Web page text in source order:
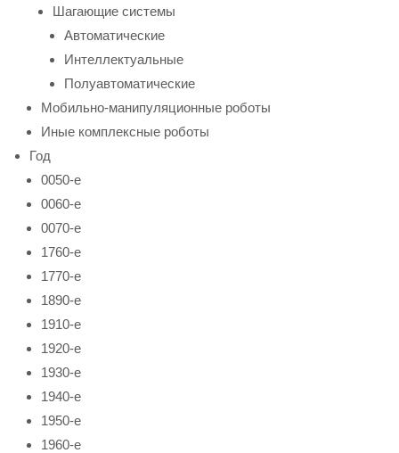
Шагающие системы
Автоматические
Интеллектуальные
Полуавтоматические
Мобильно-манипуляционные роботы
Иные комплексные роботы
Год
0050-е
0060-е
0070-е
1760-е
1770-е
1890-е
1910-е
1920-е
1930-е
1940-е
1950-е
1960-е